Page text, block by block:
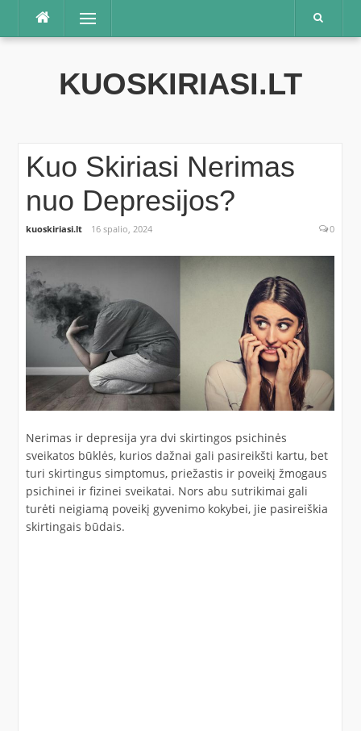
Praleisti
Meniu
KUOSKIRIASI.LT
Kuo Skiriasi Nerimas
nuo Depresijos?
kuoskiriasi.lt 16 spalio, 2024 0
Nerimas ir depresija yra dvi skirtingos psichinės
sveikatos būklės, kurios dažnai gali pasireikšti kartu, bet
turi skirtingus simptomus, priežastis ir poveikį žmogaus
psichinei ir fizinei sveikatai. Nors abu sutrikimai gali
turėti neigiamą poveikį gyvenimo kokybei, jie pasireiškia
skirtingais būdais.